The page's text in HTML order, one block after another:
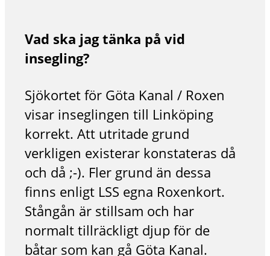
Vad ska jag tänka på vid
insegling?
Sjökortet för Göta Kanal / Roxen
visar inseglingen till Linköping
korrekt. Att utritade grund
verkligen existerar konstateras då
och då ;-). Fler grund än dessa
finns enligt LSS egna Roxenkort.
Stångån är stillsam och har
normalt tillräckligt djup för de
båtar som kan gå Göta Kanal.